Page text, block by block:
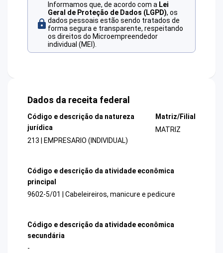
Informamos que, de acordo com a Lei
Geral de Proteção de Dados (LGPD), os
dados pessoais estão sendo tratados de
forma segura e transparente, respeitando
os direitos do Microempreendedor
individual (MEI).
Dados da receita federal
Código e descrição da natureza
jurídica
213 | EMPRESARIO (INDIVIDUAL)
Matriz/Filial
MATRIZ
Código e descrição da atividade econômica
principal
9602-5/01 | Cabeleireiros, manicure e pedicure
Código e descrição da atividade econômica
secundária
-